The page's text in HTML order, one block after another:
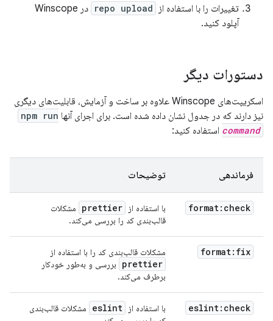
تغییرات را با استفاده از repo upload
در Winscope
آپلود کنید.
دستورات دیگر
اسکریپت‌های Winscope علاوه بر ساخت و آزمایش، قابلیت‌های دیگری
نیز دارند که در جدول نشان داده شده است. برای اجرای آنها npm run
command استفاده کنید:
فرماندهی توضیحات
format:check با استفاده از prettier
مشکلات
قالب‌بندی کد را بررسی می‌کند.
format:fix مشکلات قالب‌بندی کد را با استفاده از
prettier
بررسی و به‌طور خودکار
برطرف می‌کند.
eslint:check با استفاده از eslint
مشکلات قالب‌بندی